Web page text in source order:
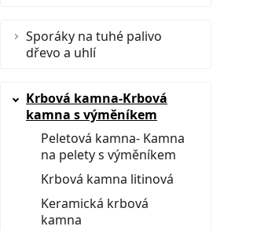
Sporáky na tuhé palivo
dřevo a uhlí
Krbová kamna-Krbová
kamna s výměníkem
Peletová kamna- Kamna
na pelety s výměníkem
Krbová kamna litinová
Keramická krbová
kamna